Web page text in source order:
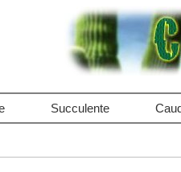
Succulente